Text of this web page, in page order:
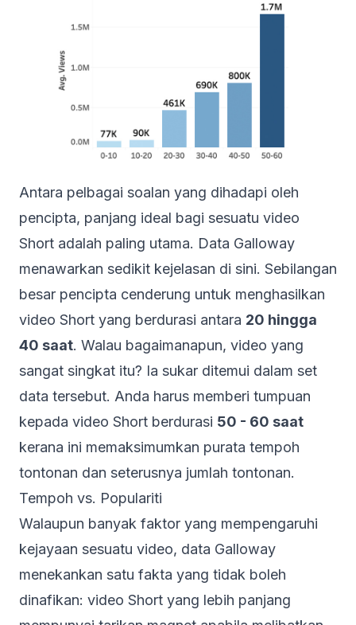
Antara pelbagai soalan yang dihadapi oleh
pencipta, panjang ideal bagi sesuatu video
Short adalah paling utama. Data Galloway
menawarkan sedikit kejelasan di sini. Sebilangan
besar pencipta cenderung untuk menghasilkan
video Short yang berdurasi antara 20 hingga
40 saat. Walau bagaimanapun, video yang
sangat singkat itu? Ia sukar ditemui dalam set
data tersebut. Anda harus memberi tumpuan
kepada video Short berdurasi 50 - 60 saat
kerana ini memaksimumkan purata tempoh
tontonan dan seterusnya jumlah tontonan.
Tempoh vs. Populariti
Walaupun banyak faktor yang mempengaruhi
kejayaan sesuatu video, data Galloway
menekankan satu fakta yang tidak boleh
dinafikan: video Short yang lebih panjang